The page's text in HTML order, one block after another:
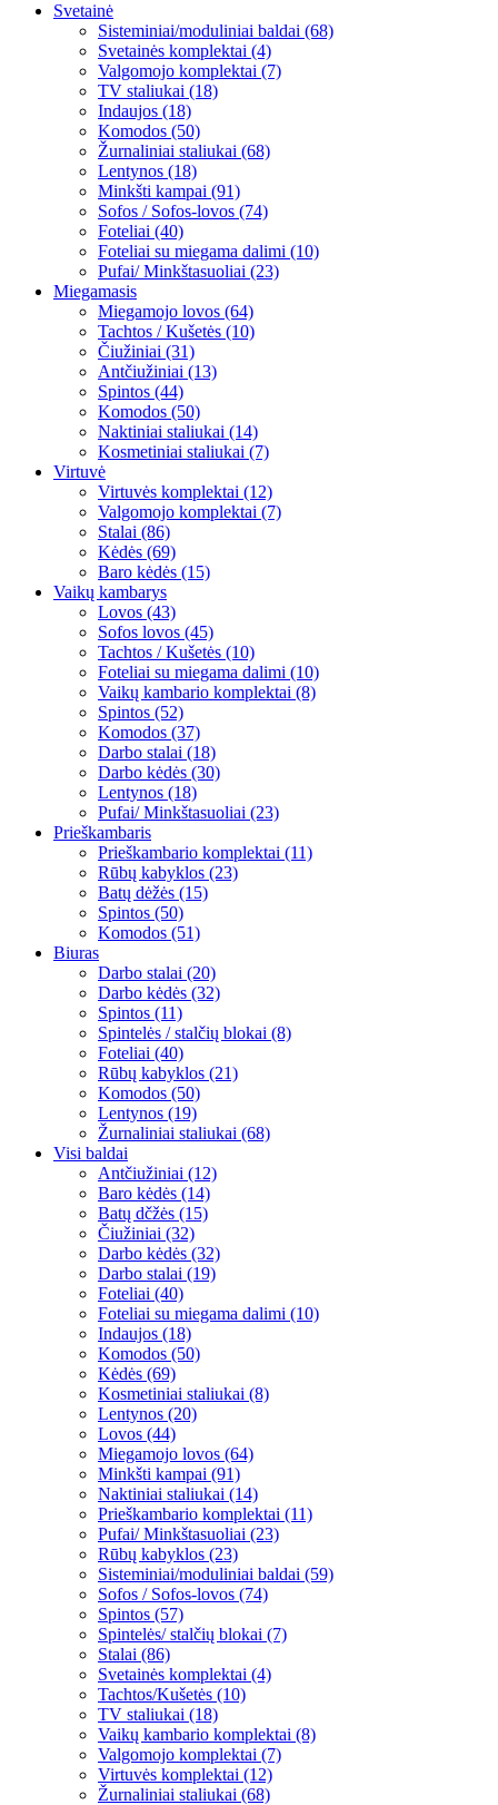
Svetainė
Sisteminiai/moduliniai baldai (68)
Svetainės komplektai (4)
Valgomojo komplektai (7)
TV staliukai (18)
Indaujos (18)
Komodos (50)
Žurnaliniai staliukai (68)
Lentynos (18)
Minkšti kampai (91)
Sofos / Sofos-lovos (74)
Foteliai (40)
Foteliai su miegama dalimi (10)
Pufai/ Minkštasuoliai (23)
Miegamasis
Miegamojo lovos (64)
Tachtos / Kušetės (10)
Čiužiniai (31)
Antčiužiniai (13)
Spintos (44)
Komodos (50)
Naktiniai staliukai (14)
Kosmetiniai staliukai (7)
Virtuvė
Virtuvės komplektai (12)
Valgomojo komplektai (7)
Stalai (86)
Kėdės (69)
Baro kėdės (15)
Vaikų kambarys
Lovos (43)
Sofos lovos (45)
Tachtos / Kušetės (10)
Foteliai su miegama dalimi (10)
Vaikų kambario komplektai (8)
Spintos (52)
Komodos (37)
Darbo stalai (18)
Darbo kėdės (30)
Lentynos (18)
Pufai/ Minkštasuoliai (23)
Prieškambaris
Prieškambario komplektai (11)
Rūbų kabyklos (23)
Batų dėžės (15)
Spintos (50)
Komodos (51)
Biuras
Darbo stalai (20)
Darbo kėdės (32)
Spintos (11)
Spintelės / stalčių blokai (8)
Foteliai (40)
Rūbų kabyklos (21)
Komodos (50)
Lentynos (19)
Žurnaliniai staliukai (68)
Visi baldai
Antčiužiniai (12)
Baro kėdės (14)
Batų dčžės (15)
Čiužiniai (32)
Darbo kėdės (32)
Darbo stalai (19)
Foteliai (40)
Foteliai su miegama dalimi (10)
Indaujos (18)
Komodos (50)
Kėdės (69)
Kosmetiniai staliukai (8)
Lentynos (20)
Lovos (44)
Miegamojo lovos (64)
Minkšti kampai (91)
Naktiniai staliukai (14)
Prieškambario komplektai (11)
Pufai/ Minkštasuoliai (23)
Rūbų kabyklos (23)
Sisteminiai/moduliniai baldai (59)
Sofos / Sofos-lovos (74)
Spintos (57)
Spintelės/ stalčių blokai (7)
Stalai (86)
Svetainės komplektai (4)
Tachtos/Kušetės (10)
TV staliukai (18)
Vaikų kambario komplektai (8)
Valgomojo komplektai (7)
Virtuvės komplektai (12)
Žurnaliniai staliukai (68)